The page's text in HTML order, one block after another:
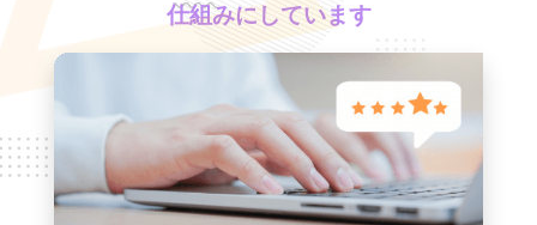
仕組みにしています